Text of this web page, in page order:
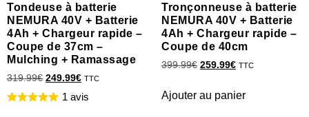
Tondeuse à batterie
NEMURA 40V + Batterie
4Ah + Chargeur rapide –
Coupe de 37cm –
Mulching + Ramassage
319.99€ 249.99€ TTC
1 avis
Tronçonneuse à batterie
NEMURA 40V + Batterie
4Ah + Chargeur rapide –
Coupe de 40cm
399.99€ 259.99€ TTC
Ajouter au panier